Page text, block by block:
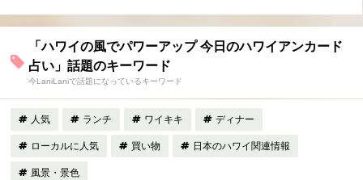
「ハワイの風でパワーアップ 今日のハワイアンカード
占い」話題のキーワード
今LaniLaniで話題になっているキーワード
人気 ランチ ワイキキ ディナー
ローカルに人気 買い物 日本のハワイ関連情報
風景・景色